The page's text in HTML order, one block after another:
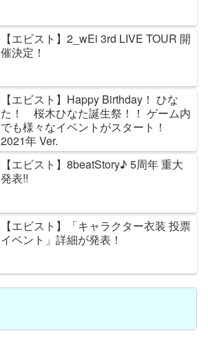
【エビスト】2_wEi 3rd LIVE TOUR 開
催決定！
【エビスト】Happy Birthday！ ひな
た！ 桜木ひなた誕生祭！！ ゲーム内
でも様々なイベントがスタート！
2021年 Ver.
【エビスト】8beatStory♪ 5周年 重大
発表!!
【エビスト】「キャラクター衣装 投票
イベント」詳細が発表！